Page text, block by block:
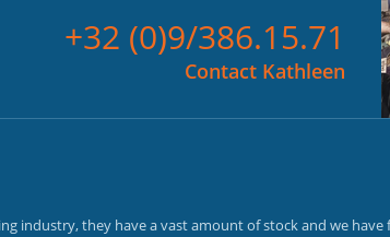
+32 (0)9/386.15.71
Contact Kathleen
industry, they have a vast amount of stock and we